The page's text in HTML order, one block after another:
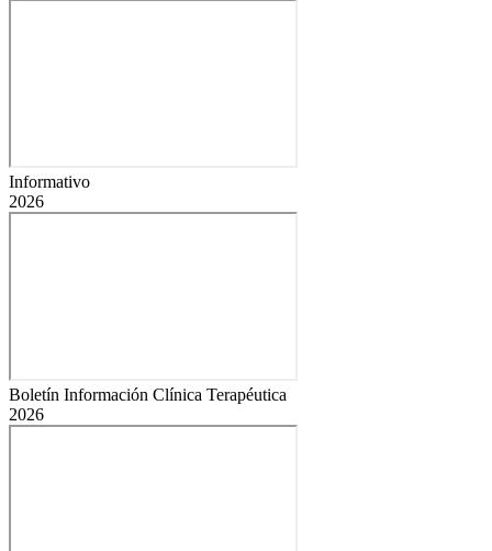
Informativo
2026
Boletín Información Clínica Terapéutica
2026